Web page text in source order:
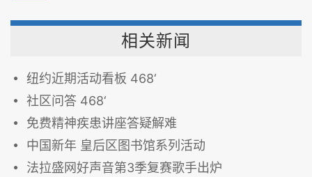
相关新闻
纽约近期活动看板 468‘
社区问答 468‘
免费精神疾患讲座答疑解难
中国新年 皇后区图书馆系列活动
法拉盛网好声音第3季复赛歌手出炉